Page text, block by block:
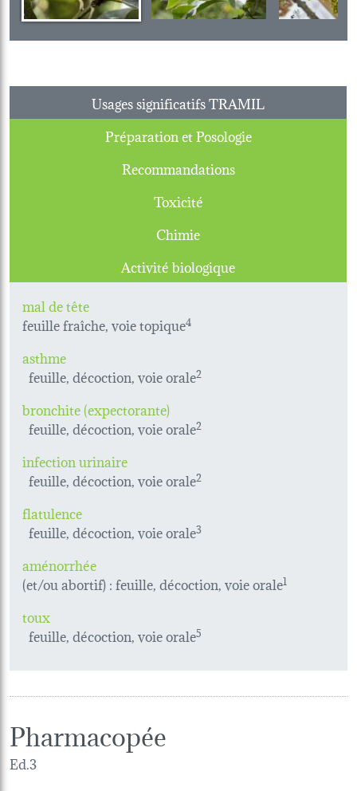
Usages significatifs TRAMIL
Préparation et Posologie
Recommandations
Toxicité
Chimie
Activité biologique
mal de tête
feuille fraîche, voie topique4
asthme
feuille, décoction, voie orale2
bronchite (expectorante)
feuille, décoction, voie orale2
infection urinaire
feuille, décoction, voie orale2
flatulence
feuille, décoction, voie orale3
aménorrhée
(et/ou abortif) : feuille, décoction, voie orale1
toux
feuille, décoction, voie orale5
Pharmacopée
Ed.3